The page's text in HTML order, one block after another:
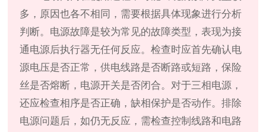
多，原因也各不相同，需要根据具体现象进行分析
判断。电源故障是较为常见的故障类型，表现为接
通电源后执行器无任何反应。检查时应首先确认电
源电压是否正常，供电线路是否断路或短路，保险
丝是否熔断，电源开关是否闭合。对于三相电源，
还应检查相序是否正确，缺相保护是否动作。排除
电源问题后，如仍无反应，需检查控制线路和电路